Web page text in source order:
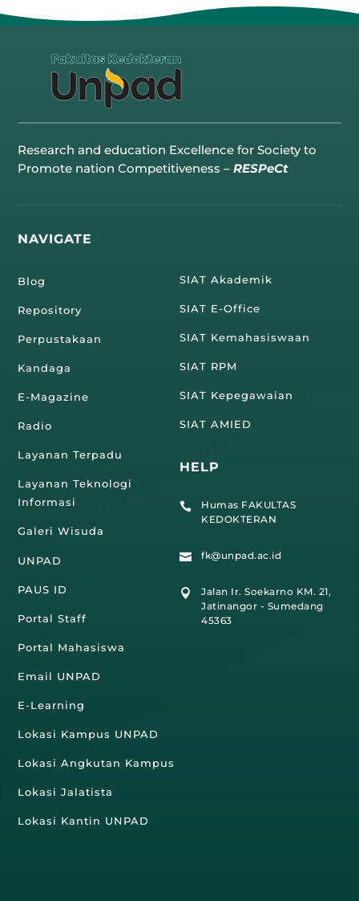
Research and education Excellence for Society to
Promote nation Competitiveness –RESPeCt
NAVIGATE
Blog
Repository
Perpustakaan
Kandaga
E-Magazine
Radio
Layanan Terpadu
Layanan Teknologi
Informasi
Galeri Wisuda
UNPAD
PAUS ID
Portal Staff
Portal Mahasiswa
Email UNPAD
E-Learning
Lokasi Kampus UNPAD
Lokasi Angkutan Kampus
Lokasi Jalatista
Lokasi Kantin UNPAD
SIAT Akademik
SIAT E-Office
SIAT Kemahasiswaan
SIAT RPM
SIAT Kepegawaian
SIAT AMIED
HELP

Humas FAKULTAS
KEDOKTERAN
 fk@unpad.ac.id

Jalan Ir. Soekarno KM. 21,
Jatinangor - Sumedang
45363